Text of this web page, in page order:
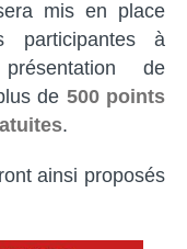
mis en place
participantes à
de
de 500 points
.
ainsi proposés